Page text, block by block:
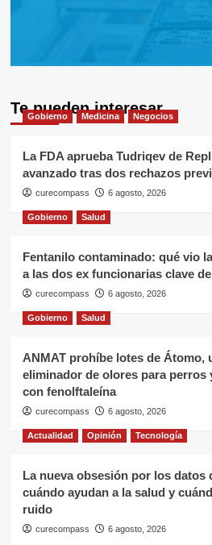
Te pueden interesar
Gobierno Medicina Negocios
La FDA aprueba Tudriqev de
avanzado tras dos rechazos
curecompass 6 agosto, 2026
Gobierno Salud
Fentanilo contaminado: qué vio
a las dos ex funcionarias clave
curecompass 6 agosto, 2026
Gobierno Salud
ANMAT prohíbe lotes de Átomo,
eliminador de olores para perros
con fenolftaleína
curecompass 6 agosto, 2026
Actualidad Opinión Tecnología
La nueva obsesión por los datos
cuándo ayudan a la salud y
ruido
curecompass 6 agosto, 2026